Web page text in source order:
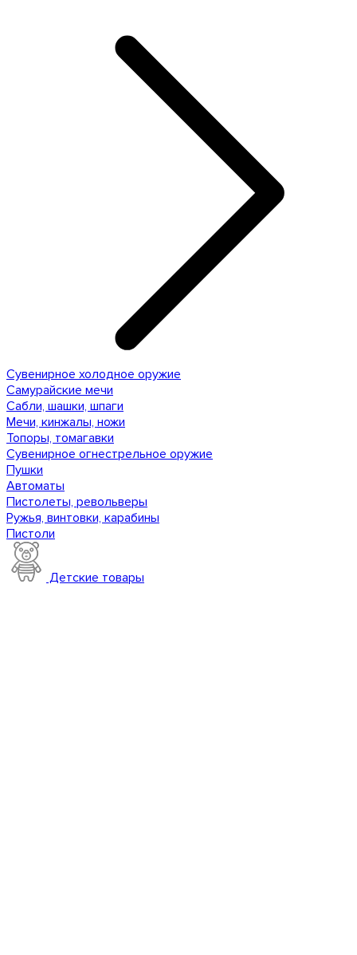
Сувенирное холодное оружие
Самурайские мечи
Сабли, шашки, шпаги
Мечи, кинжалы, ножи
Топоры, томагавки
Сувенирное огнестрельное оружие
Пушки
Автоматы
Пистолеты, револьверы
Ружья, винтовки, карабины
Пистоли
Детские товары